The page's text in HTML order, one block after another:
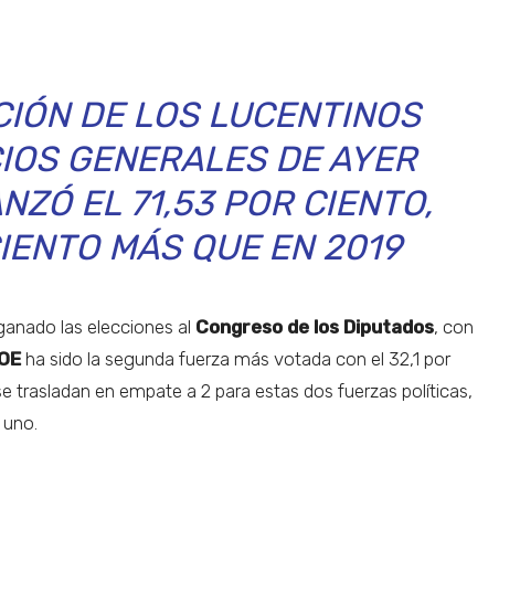
DE LOS LUCENTINOS
GENERALES DE AYER
EL 71,53 POR CIENTO,
MÁS QUE EN 2019
las elecciones al Congreso de los Diputados, con
ha sido la segunda fuerza más votada con el 32,1 por
trasladan en empate a 2 para estas dos fuerzas políticas,